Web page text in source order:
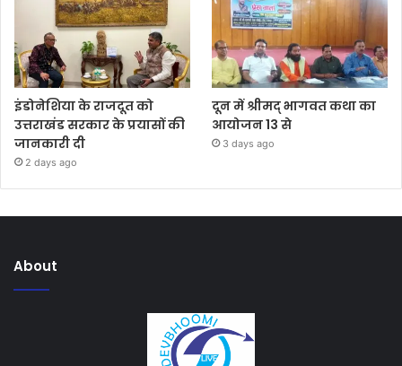
इंडोनेशिया के राजदूत को
उत्तराखंड सरकार के प्रयासों की
जानकारी दी
2 days ago
दून में श्रीमद् भागवत कथा का
आयोजन 13 से
3 days ago
About